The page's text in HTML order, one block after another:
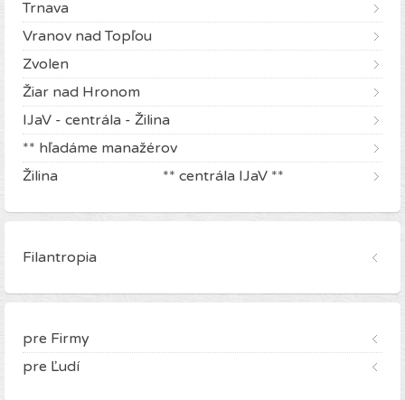
Trnava
Vranov nad Topľou
Zvolen
Žiar nad Hronom
IJaV - centrála - Žilina
** hľadáme manažérov
Žilina ** centrála IJaV **
Filantropia
pre Firmy
pre Ľudí